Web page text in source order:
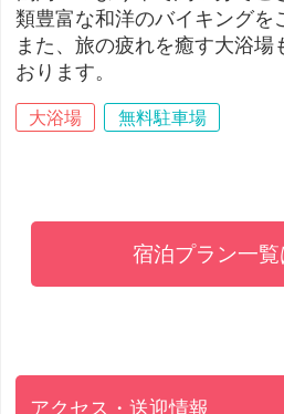
類豊富な和洋のバイキングを
また、旅の疲れを癒す大浴場
おります。
大浴場 無料駐車場
宿泊プラン一覧
アクセス・送迎情報